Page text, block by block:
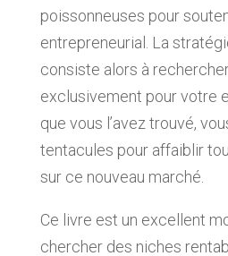
poissonneuses pour
entrepreneurial. La
consiste alors à
exclusivement pour votre
que vous l’avez trouvé,
tentacules pour affaiblir
sur ce nouveau marché.
Ce livre est un excellent
chercher des niches